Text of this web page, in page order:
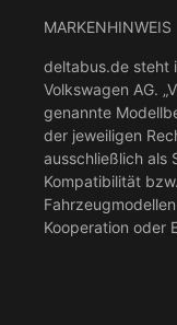
MARKENHINWEIS
deltabus.de steht
Volkswagen AG.
genannte
der jeweiligen
ausschließlich als
Kompatibilität
Kooperation oder